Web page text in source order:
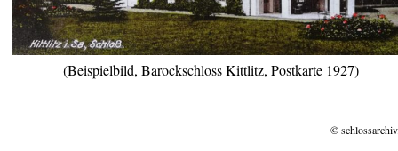
(Beispielbild, Barockschloss Kittlitz, Postkarte 1927)
©